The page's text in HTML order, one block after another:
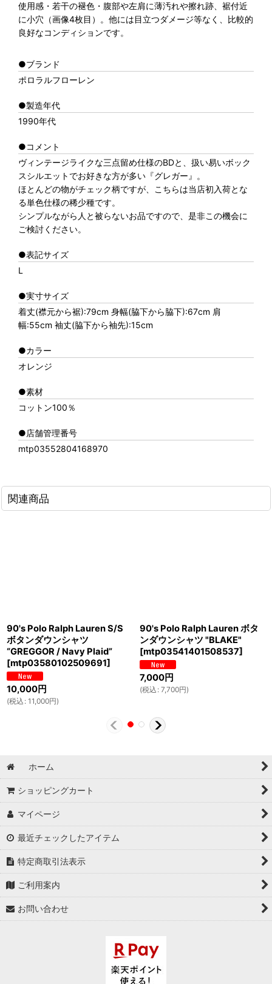
使用感・若干の褪色・腹部や左肩に薄汚れや擦れ跡、裾付近
に小穴（画像4枚目）。他には目立つダメージ等なく、比較的
良好なコンディションです。
●ブランド
ポロラルフローレン
●製造年代
1990年代
●コメント
ヴィンテージライクな三点留め仕様のBDと、扱い易いボック
スシルエットでお好きな方が多い『グレガー』。
ほとんどの物がチェック柄ですが、こちらは当店初入荷とな
る単色仕様の稀少種です。
シンプルながら人と被らないお品ですので、是非この機会に
ご検討ください。
●表記サイズ
L
●実寸サイズ
着丈(襟元から裾):79cm 身幅(脇下から脇下):67cm 肩
幅:55cm 袖丈(脇下から袖先):15cm
●カラー
オレンジ
●素材
コットン100％
●店舗管理番号
mtp03552804168970
関連商品
90's Polo Ralph Lauren S/S
ボタンダウンシャツ
“GREGGOR / Navy Plaid”
[mtp03580102509691]
10,000円
(税込 : 11,000円)
90's Polo Ralph Lauren ボタ
ンダウンシャツ "BLAKE"
[mtp03541401508537]
7,000円
(税込 : 7,700円)
ホーム
ショッピングカート
マイページ
最近チェックしたアイテム
特定商取引法表示
ご利用案内
お問い合わせ